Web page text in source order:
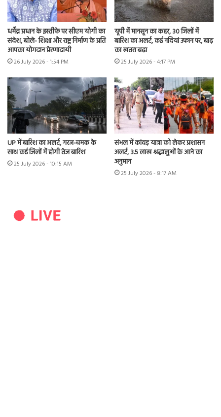
धर्मेंद्र प्रधान के इस्तीफे पर सीएम योगी का
संदेश, बोले- शिक्षा और राष्ट्र निर्माण के प्रति
आपका योगदान प्रेरणादायी
26 July 2026 - 1:54 PM
यूपी में मानसून का कहर, 30 जिलों में
बारिश का अलर्ट, कई नदियां उफान पर, बाढ़
का खतरा बढ़ा
25 July 2026 - 4:17 PM
UP में बारिश का अलर्ट, गरज-चमक के
साथ कई जिलों में होगी तेज बारिश
25 July 2026 - 10:15 AM
संभल में कांवड़ यात्रा को लेकर प्रशासन
अलर्ट, 3.5 लाख श्रद्धालुओं के आने का
अनुमान
25 July 2026 - 8:17 AM